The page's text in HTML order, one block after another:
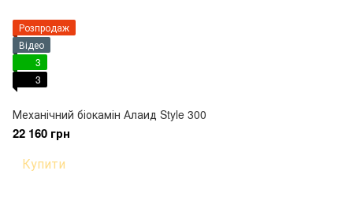
Розпродаж
Відео
3
3
Механічний біокамін Алаид Style 300
22 160 грн
Купити